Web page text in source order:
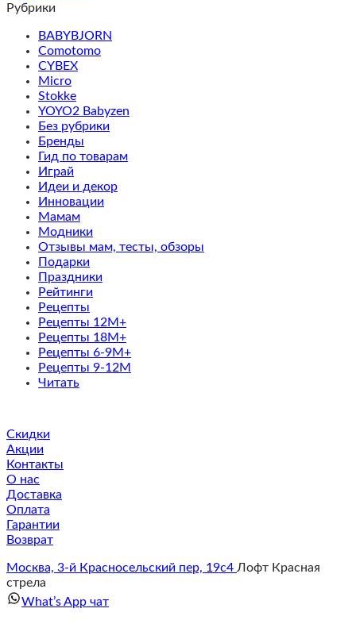
Рубрики
BABYBJORN
Comotomo
CYBEX
Micro
Stokke
YOYO2 Babyzen
Без рубрики
Бренды
Гид по товарам
Играй
Идеи и декор
Инновации
Мамам
Модники
Отзывы мам, тесты, обзоры
Подарки
Праздники
Рейтинги
Рецепты
Рецепты 12M+
Рецепты 18M+
Рецепты 6-9M+
Рецепты 9-12M
Читать
Скидки
Акции
Контакты
О нас
Доставка
Оплата
Гарантии
Возврат
Москва, 3-й Красносельский пер, 19с4 Лофт Красная
стрела
What’s App чат